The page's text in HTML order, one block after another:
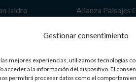
Gestionar consentimiento
mejores experiencias, utilizamos tecnologías
acceder a la información del dispositivo. El
permitirá procesar datos como el
Isidro
Alianza Paisajes
| Patrimonio